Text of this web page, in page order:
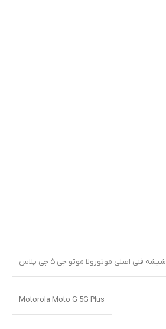
شیشه فنی اصلی موتورولا موتو جی ۵ جی پلاس
Motorola Moto G 5G Plus